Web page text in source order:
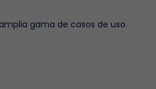
gama de casos de uso.